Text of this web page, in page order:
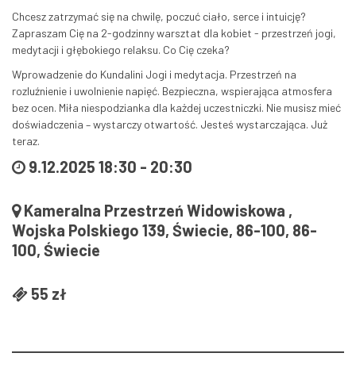
Chcesz zatrzymać się na chwilę, poczuć ciało, serce i intuicję?
Zapraszam Cię na 2-godzinny warsztat dla kobiet - przestrzeń jogi,
medytacji i głębokiego relaksu. Co Cię czeka?
Wprowadzenie do Kundalini Jogi i medytacja. Przestrzeń na
rozluźnienie i uwolnienie napięć. Bezpieczna, wspierająca atmosfera
bez ocen. Miła niespodzianka dla każdej uczestniczki. Nie musisz mieć
doświadczenia – wystarczy otwartość. Jesteś wystarczająca. Już
teraz.
9.12.2025 18:30 - 20:30
Kameralna Przestrzeń Widowiskowa ,
Wojska Polskiego 139, Świecie, 86-100, 86-
100, Świecie
55 zł